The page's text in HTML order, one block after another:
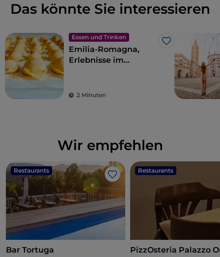
Das könnte Sie interessieren
Essen und Trinken
Like
Emilia-Romagna,
Erlebnisse im
2 Minuten
Wir empfehlen
Restaurants
Like
Bar Tortuga
Restaurants
PizzOsteria Palazzo